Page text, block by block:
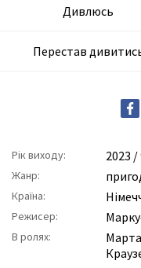
Дивлюсь
Перестав
Рік виходу: 2023 /
Жанр:
Країна:
Режисер:
В ролях: